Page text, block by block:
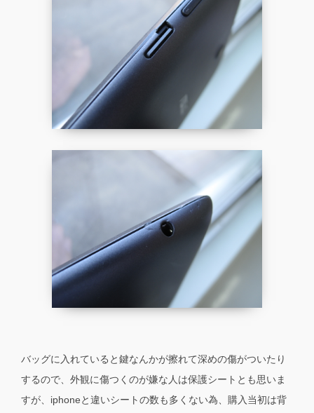
バッグに入れていると鍵なんかが擦れて深めの傷がついたり
するので、外観に傷つくのが嫌な人は保護シートとも思いま
すが、iphoneと違いシートの数も多くない為、購入当初は背